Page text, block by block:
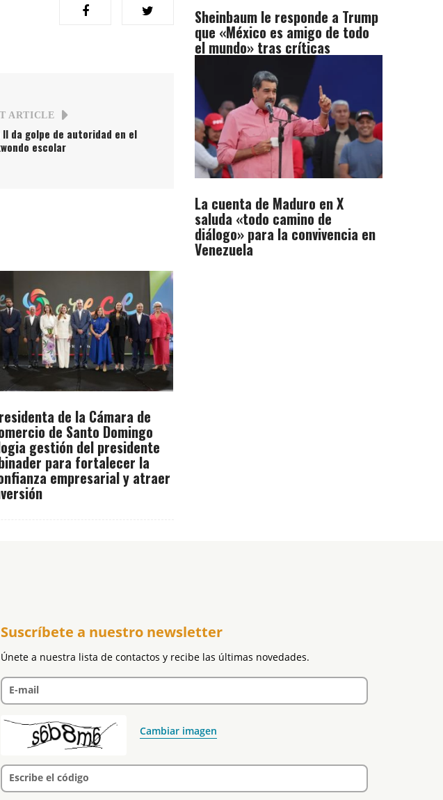
ARTICLE
da golpe de autoridad en el
escolar
de la Cámara de
de Santo Domingo
gestión del presidente
para fortalecer la
empresarial y atraer
Sheinbaum le responde a Trump
que «México es amigo de todo
el mundo» tras críticas
La cuenta de Maduro en X
saluda «todo camino de
diálogo» para la convivencia en
Venezuela
Suscríbete a nuestro newsletter
Únete a nuestra lista de contactos y recibe las últimas novedades.
E-mail
Cambiar imagen
Escribe el código